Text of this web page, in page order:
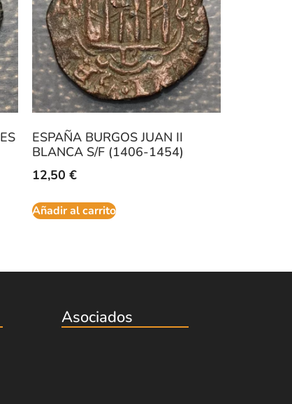
ESPAÑA BURGOS JUAN II
BLANCA S/F (1406-1454)
12,50 €
Añadir al carrito
Asociados